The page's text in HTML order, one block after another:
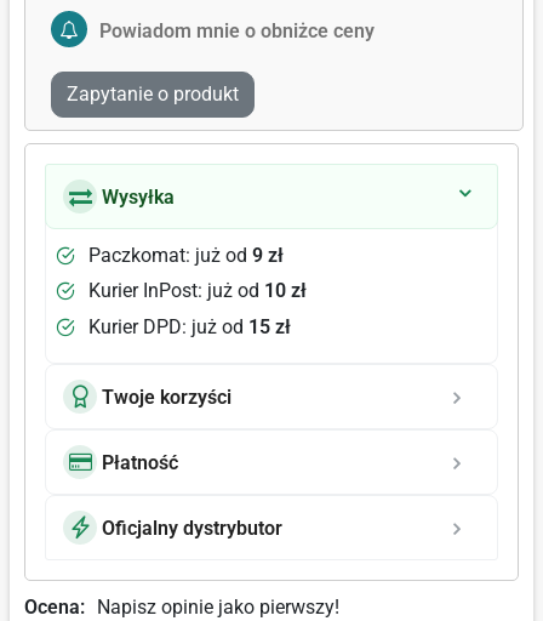
Activate Price Alert
Powiadom mnie o obniżce ceny
Zapytanie o produkt
Wysyłka
Paczkomat: już od 9 zł
Kurier InPost: już od 10 zł
Kurier DPD: już od 15 zł
Twoje korzyści
Płatność
Oficjalny dystrybutor
Ocena: Napisz opinie jako pierwszy!